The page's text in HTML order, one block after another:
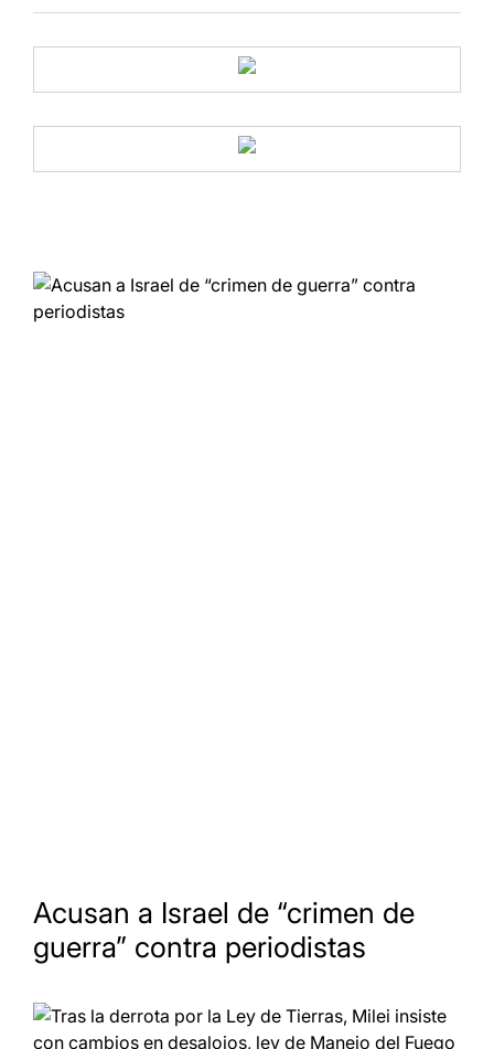
Acusan a Israel de “crimen de
guerra” contra periodistas